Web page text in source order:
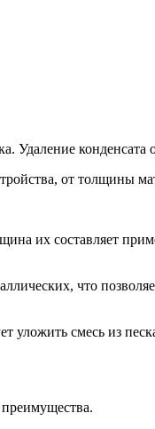
Удаление
от толщины
их составляет
что
уложить смесь из